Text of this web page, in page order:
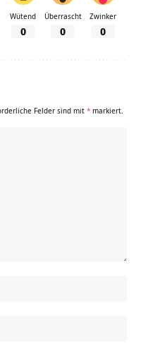
Wütend
0
Überrascht
0
Zwinker
0
Felder sind mit * markiert.